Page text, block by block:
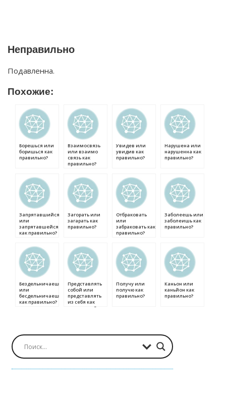
Неправильно
Подавленна.
Похожие:
Борешься или
боришься как
правильно?
Взаимосвязь
или взаимо
связь как
правильно?
Увидев или
увидив как
правильно?
Нарушена или
нарушенна как
правильно?
Запрятавшийся
или
запрятавшейся
как правильно?
Загорать или
загарать как
правильно?
Отбраковать
или
забраковать как
правильно?
Заболеешь или
заболеишь как
правильно?
Бездельничаешь
или
бесдельничаешь
как правильно?
Представлять
собой или
представлять
из себя как
правильно?
Получу или
получю как
правильно?
Каньон или
каньйон как
правильно?